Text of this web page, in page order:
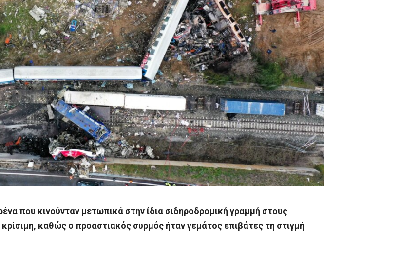
που κινούνταν μετωπικά στην ίδια σιδηροδρομική γραμμή στους
καθώς ο προαστιακός συρμός ήταν γεμάτος επιβάτες τη στιγμή